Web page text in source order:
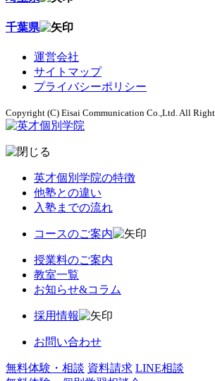
千葉県
運営会社
サイトマップ
プライバシーポリシー
Copyright (C) Eisai Communication Co.,Ltd. All
英才個別学院の特徴
他塾との違い
入塾までの流れ
コースのご案内
授業料のご案内
教室一覧
お知らせ&コラム
採用情報
お問い合わせ
無料体験・相談 資料請求 LINE相談